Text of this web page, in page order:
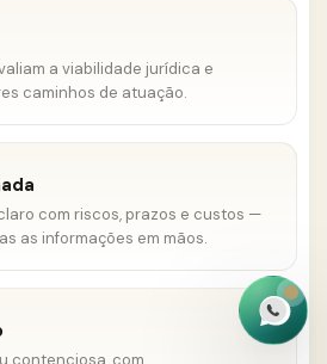
a viabilidade jurídica e
caminhos de atuação.
com riscos, prazos e custos —
as informações em mãos.